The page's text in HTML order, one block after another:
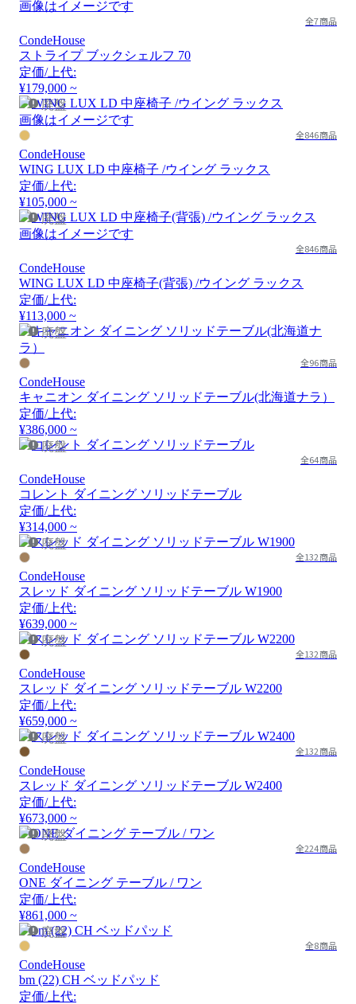
画像はイメージです
全7商品
CondeHouse
ストライプ ブックシェルフ 70
定価/上代:
¥179,000 ~
廃盤
画像はイメージです
全846商品
CondeHouse
WING LUX LD 中座椅子 /ウイング ラックス
定価/上代:
¥105,000 ~
廃盤
画像はイメージです
全846商品
CondeHouse
WING LUX LD 中座椅子(背張) /ウイング ラックス
定価/上代:
¥113,000 ~
廃盤
全96商品
CondeHouse
キャニオン ダイニング ソリッドテーブル(北海道ナラ）
定価/上代:
¥386,000 ~
廃盤
全64商品
CondeHouse
コレント ダイニング ソリッドテーブル
定価/上代:
¥314,000 ~
廃盤
全132商品
CondeHouse
スレッド ダイニング ソリッドテーブル W1900
定価/上代:
¥639,000 ~
廃盤
全132商品
CondeHouse
スレッド ダイニング ソリッドテーブル W2200
定価/上代:
¥659,000 ~
廃盤
全132商品
CondeHouse
スレッド ダイニング ソリッドテーブル W2400
定価/上代:
¥673,000 ~
廃盤
全224商品
CondeHouse
ONE ダイニング テーブル / ワン
定価/上代:
¥861,000 ~
廃盤
全8商品
CondeHouse
bm (22) CH ベッドパッド
定価/上代: